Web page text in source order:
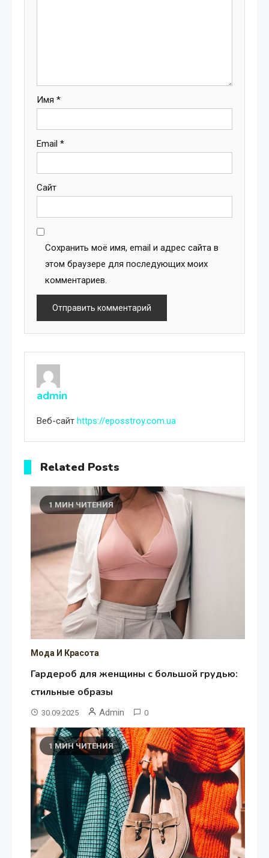
Имя *
Email *
Сайт
Сохранить моё имя, email и адрес сайта в
этом браузере для последующих моих
комментариев.
admin
Веб-сайт https://eposstroy.com.ua
Related Posts
1 МИН ЧИТЕНИЯ
Мода И Красота
Гардероб для женщины с большой грудью:
стильные образы
30.09.2025 Admin 0
1 МИН ЧИТЕНИЯ